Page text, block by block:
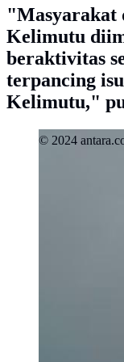
"Masyarakat
Kelimutu
beraktivitas
terpancing
Kelimutu,"
© 2024